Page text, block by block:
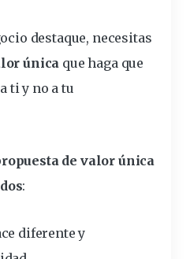
destaque, necesitas
única que haga que
ti y no a tu
de valor única
:
diferente y